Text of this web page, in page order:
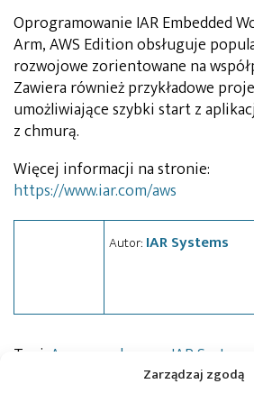
Zarządzaj zgodą
Oprogramowanie IAR Embedded
Arm, AWS Edition obsługuje
rozwojowe zorientowane na
Zawiera również przykładowe
umożliwiające szybki start z
z chmurą.
Więcej informacji na stronie:
https://www.iar.com/aws
Autor: IAR Systems
Tagi: Amazon chmura IAR Systems